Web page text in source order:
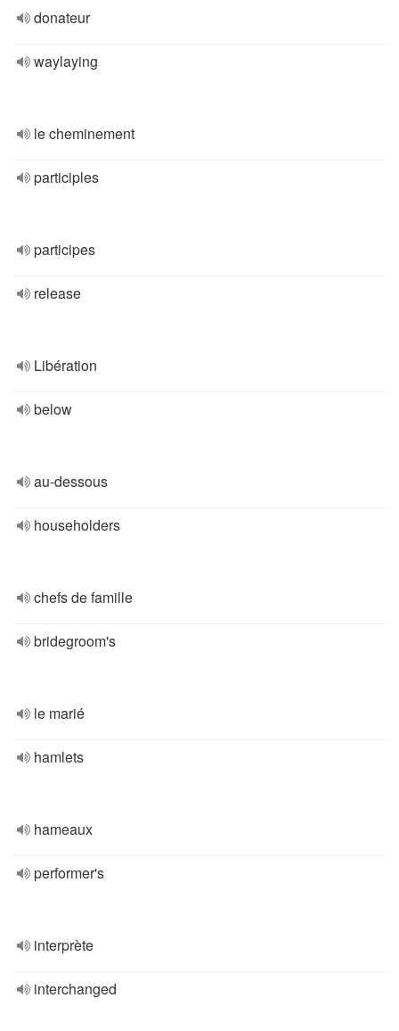
donateur
waylaying
le cheminement
participles
participes
release
Libération
below
au-dessous
householders
chefs de famille
bridegroom's
le marié
hamlets
hameaux
performer's
interprète
interchanged